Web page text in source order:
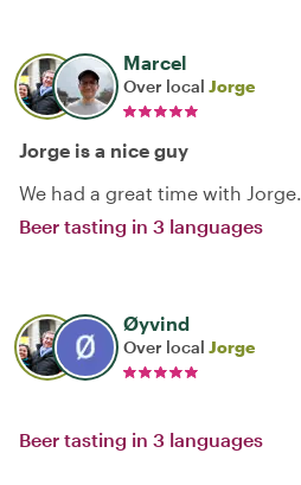
Marcel
Over local Jorge
Jorge is a nice guy
We had a great time with Jorge.
Beer tasting in 3 languages
Øyvind
Over local Jorge
Beer tasting in 3 languages